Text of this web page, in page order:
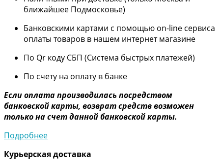
ближайшее Подмосковье)
Банковскими картами с помощью on-line сервиса
оплаты товаров в нашем интернет магазине
По Qr коду СБП (Система быстрых платежей)
По счету на оплату в банке
Если оплата производилась посредством
банковской карты, возврат средств возможен
только на счет данной банковской карты.
Подробнее
Курьерская доставка